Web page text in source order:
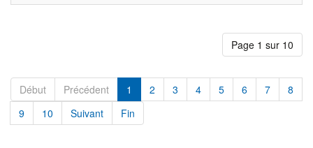
Page 1 sur 10
Début Précédent 1 2 3 4 5 6 7
8
9
10 Suivant Fin